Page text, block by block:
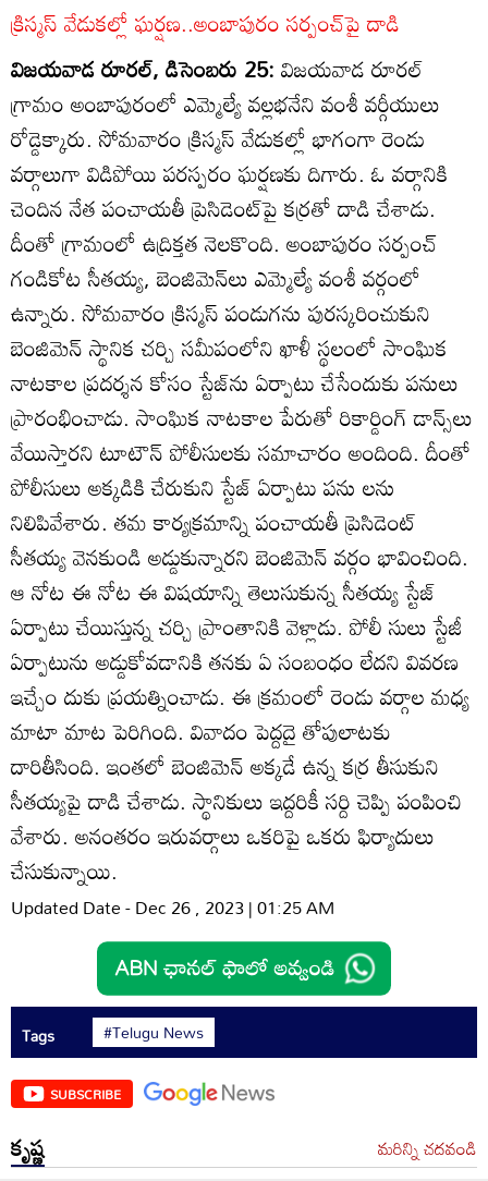
క్రిస్మస్‌ వేడుకల్లో ఘర్షణ..అంబాపురం సర్పంచ్‌పై దాడి
విజయవాడ రూరల్‌, డిసెంబరు 25:విజయవాడ రూరల్‌
గ్రామం అంబాపురంలో ఎమ్మెల్యే వల్లభనేని వంశీ వర్గీయులు
రోడ్డెక్కారు. సోమవారం క్రిస్మస్‌ వేడుకల్లో భాగంగా రెండు
వర్గాలుగా విడిపోయి పరస్పరం ఘర్షణకు దిగారు. ఓ వర్గానికి
చెందిన నేత పంచాయతీ ప్రెసిడెంట్‌పై కర్రతో దాడి చేశాడు.
దీంతో గ్రామంలో ఉద్రిక్తత నెలకొంది. అంబాపురం సర్పంచ్‌
గండికోట సీతయ్య, బెంజిమెన్‌లు ఎమ్మెల్యే వంశీ వర్గంలో
ఉన్నారు. సోమవారం క్రిస్మస్‌ పండుగను పురస్కరించుకుని
బెంజిమెన్‌ స్థానిక చర్చి సమీపంలోని ఖాళీ స్థలంలో సాంఘిక
నాటకాల ప్రదర్శన కోసం స్టేజ్‌ను ఏర్పాటు చేసేందుకు పనులు
ప్రారంభించాడు. సాంఘిక నాటకాల పేరుతో రికార్డింగ్‌ డాన్స్‌లు
వేయిస్తారని టూటౌన్‌ పోలీసులకు సమాచారం అందింది. దీంతో
పోలీసులు అక్కడికి చేరుకుని స్టేజ్‌ ఏర్పాటు పను లను
నిలిపివేశారు. తమ కార్యక్రమాన్ని పంచాయతీ ప్రెసిడెంట్‌
సీతయ్య వెనకుండి అడ్డుకున్నారని బెంజిమెన్‌ వర్గం భావించింది.
ఆ నోట ఈ నోట ఈ విషయాన్ని తెలుసుకున్న సీతయ్య స్టేజ్‌
ఏర్పాటు చేయిస్తున్న చర్చి ప్రాంతానికి వెళ్లాడు. పోలీ సులు స్టేజీ
ఏర్పాటును అడ్డుకోవడానికి తనకు ఏ సంబంధం లేదని వివరణ
ఇచ్చేం దుకు ప్రయత్నించాడు. ఈ క్రమంలో రెండు వర్గాల మధ్య
మాటా మాట పెరిగింది. వివాదం పెద్దదై తోపులాటకు
దారితీసింది. ఇంతలో బెంజిమెన్‌ అక్కడే ఉన్న కర్ర తీసుకుని
సీతయ్యపై దాడి చేశాడు. స్థానికులు ఇద్దరికీ సర్ది చెప్పి పంపించి
వేశారు. అనంతరం ఇరువర్గాలు ఒకరిపై ఒకరు ఫిర్యాదులు
చేసుకున్నాయి.
Updated Date - Dec 26 , 2023 | 01:25 AM
Tags #Telugu News
SUBSCRIBE
కృష్ణ మరిన్ని చదవండి